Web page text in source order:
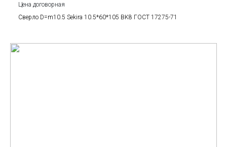
Цена договорная
Сверло D=m10.5 Sekira 10.5*60*105 BK8 ГОСТ 17275-71